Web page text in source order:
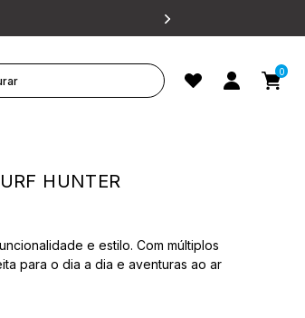
0
HUNTER
e estilo. Com múltiplos
para o dia a dia e aventuras ao ar